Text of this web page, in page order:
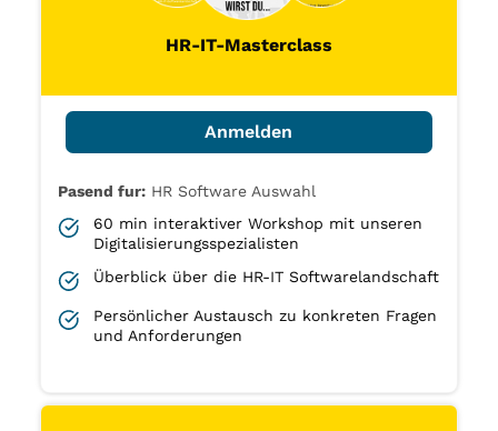
HR-IT-Masterclass
Anmelden
Pasend fur: HR Software Auswahl
60 min interaktiver Workshop mit unseren
Digitalisierungsspezialisten
Überblick über die HR-IT Softwarelandschaft
Persönlicher Austausch zu konkreten Fragen
und Anforderungen